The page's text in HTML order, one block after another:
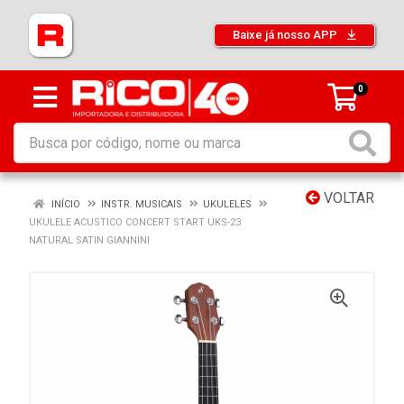
Baixe já nosso APP
0
VOLTAR
INÍCIO INSTR. MUSICAIS
UKULELES
UKULELE ACUSTICO CONCERT START UKS-23
NATURAL SATIN GIANNINI